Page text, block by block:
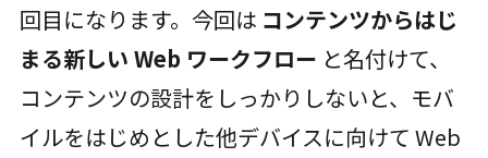
回目になります。今回は コンテンツからはじ
まる新しい Web ワークフロー と名付けて、
コンテンツの設計をしっかりしないと、モバ
イルをはじめとした他デバイスに向けて Web